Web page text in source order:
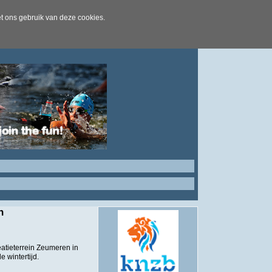
ons gebruik van deze cookies.
Zeumeren in
wintertijd.